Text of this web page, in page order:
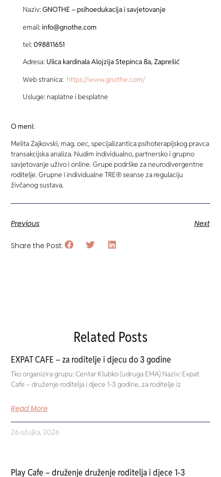
Naziv:GNOTHE – psihoedukacija i savjetovanje
email:info@gnothe.com
tel: 098811651
Adresa: Ulica kardinala Alojzija Stepinca 8a, Zaprešić
Web stranica: https://www.gnothe.com/
Usluge: naplatne i besplatne
O meni:
Melita Zajkovski, mag. oec, specijalizantica psihoterapijskog pravca
transakcijska analiza. Nudim individualno, partnersko i grupno
savjetovanje uživo i online. Grupe podrške za neurodivergentne
roditelje. Grupne i individualne TRE® seanse za regulaciju
živčanog sustava.
Previous Next
Share the Post:
Related Posts
EXPAT CAFE – za roditelje i djecu do 3 godine
Tko organizira grupu: Centar Klubko (udruga EMA) Naziv: Expat
Cafe – druženje roditelja i djece 1-3 godine, za roditelje iz
Read More
26 ožujka, 2026
Play Cafe – druženje druženje roditelja i djece 1-3